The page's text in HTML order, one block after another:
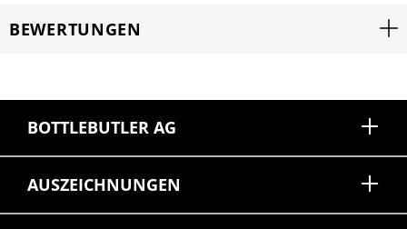
BEWERTUNGEN
BOTTLEBUTLER AG
AUSZEICHNUNGEN